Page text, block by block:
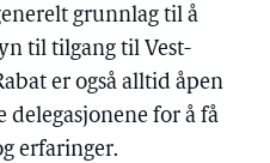
grunnlag til å
til tilgang til Vest-
er også alltid åpen
delegasjonene for å få
erfaringer.